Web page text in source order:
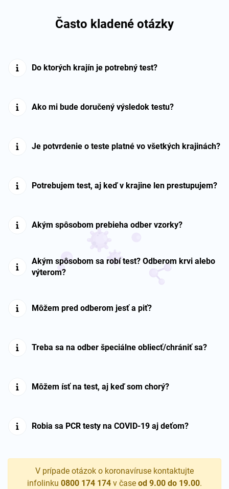
Často kladené otázky
Do ktorých krajín je potrebný test?
Ako mi bude doručený výsledok testu?
Je potvrdenie o teste platné vo všetkých krajinách?
Potrebujem test, aj keď v krajine len prestupujem?
Akým spôsobom prebieha odber vzorky?
Akým spôsobom sa robí test? Odberom krvi alebo
výterom?
Môžem pred odberom jesť a piť?
Treba sa na odber špeciálne obliecť/chrániť sa?
Môžem ísť na test, aj keď som chorý?
Robia sa PCR testy na COVID-19 aj deťom?
V prípade otázok o koronavíruse kontaktujte
infolinku 0800 174 174 v čase od 9.00 do 19.00.